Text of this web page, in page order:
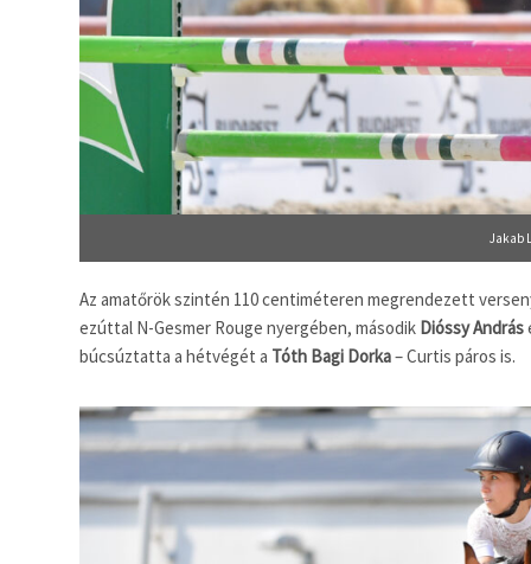
Jakab
Az amatőrök szintén 110 centiméteren megrendezett
ezúttal N-Gesmer Rouge nyergében, második Dióssy András
búcsúztatta a hétvégét a Tóth Bagi Dorka– Curtis páros is.